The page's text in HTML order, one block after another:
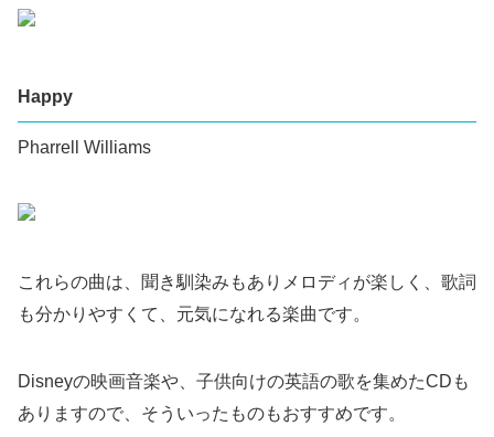
Happy
Pharrell Williams
これらの曲は、聞き馴染みもありメロディが楽しく、歌詞
も分かりやすくて、元気になれる楽曲です。
Disneyの映画音楽や、子供向けの英語の歌を集めたCDも
ありますので、そういったものもおすすめです。